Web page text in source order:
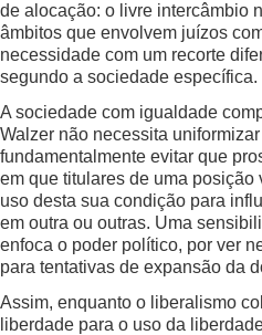
de alocação: o livre intercâmbio
âmbitos que envolvem juízos
necessidade com um recorte
segundo a sociedade específica.
A sociedade com igualdade
Walzer não necessita
fundamentalmente evitar que
em que titulares de uma
uso desta sua condição para
em outra ou outras. Uma
enfoca o poder político, por ver
para tentativas de expansão da
Assim, enquanto o liberalismo
liberdade para o uso da